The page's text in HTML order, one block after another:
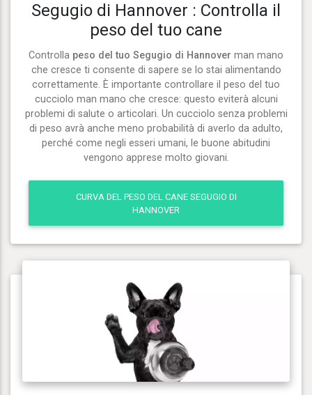
Segugio di Hannover : Controlla il
peso del tuo cane
Controlla peso del tuo Segugio di Hannover man mano
che cresce ti consente di sapere se lo stai alimentando
correttamente. È importante controllare il peso del tuo
cucciolo man mano che cresce: questo eviterà alcuni
problemi di salute o articolari. Un cucciolo senza problemi
di peso avrà anche meno probabilità di averlo da adulto,
perché come negli esseri umani, le buone abitudini
vengono apprese molto giovani.
CURVA DEL PESO DEL CANE SEGUGIO DI
HANNOVER